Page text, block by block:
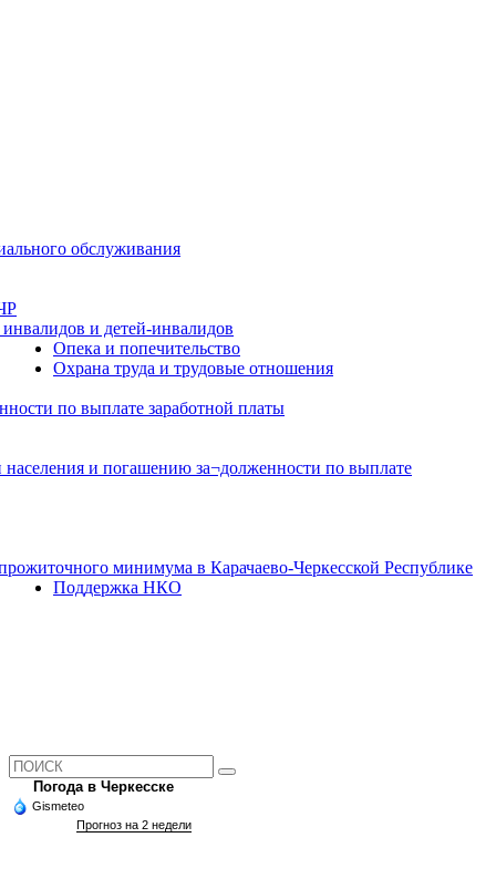
обслуживания
и детей-инвалидов
Опека и попечительство
Охрана труда и трудовые отношения
по выплате заработной платы
и погашению за¬долженности по выплате
минимума в Карачаево-Черкесской Республике
Поддержка НКО
Погода в Черкесске
Gismeteo
Прогноз на 2 недели